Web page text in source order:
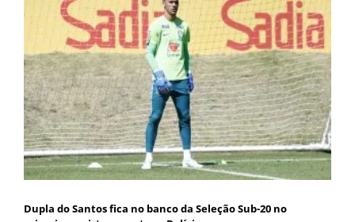
Dupla do Santos fica no banco da Seleção Sub-20 no